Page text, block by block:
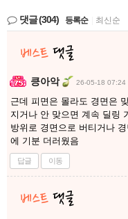
댓글(304) 등록순 최신순
킁아악 26-05-18 07:24
근데 피면은 몰라도 경면은
지거나 안 맞으면 계속 딜링
방위로 경면으로 버티거나
에 기분 더러웠음
답글 이동